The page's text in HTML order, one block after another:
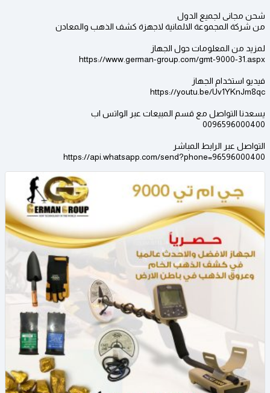
شحن مجانى لجميع الدول
من شركة المجموعة الالمانية لاجهزة كشف الذهب والمعادن
لمزيد من المعلومات حول الجهاز
https://www.german-group.com/gmt-9000-31.aspx
فيديو استخدام الجهاز
https://youtu.be/Uv1YKnJm8qc
يسعدنا التواصل مع قسم المبيعات عبر الواتس اب
0096596000400
التواصل عبر الرابط المباشر
https://api.whatsapp.com/send?phone=96596000400